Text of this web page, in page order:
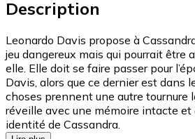
Description
Leonardo Davis propose à
jeu dangereux mais qui pourrait être
elle. Elle doit se faire passer pour
Davis, alors que ce dernier est dans
choses prennent une autre tournure
réveille avec une mémoire intacte et
identité de Cassandra.